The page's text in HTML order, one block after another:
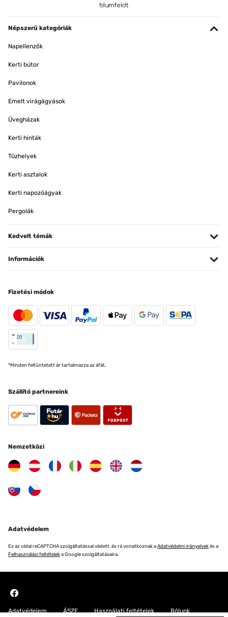
Népszerű kategóriák
Napellenzők
Kerti bútor
Pavilonok
Emelt virágágyások
Üvegházak
Kerti hinták
Tűzhelyek
Kerti asztalok
Kerti napozóágyak
Pergolák
Kedvelt témák
Információk
Fizetési módok
*Minden feltüntetett ár tartalmazza az áfát.
Szállító partnereink
Nemzetközi
Adatvédelem
Ez az oldal reCAPTCHA szolgáltatással védett, és rá vonatkoznak aAdatvédelmi irányelvekés a
Felhasználási feltételeka Google szolgáltatásaira.
Adatvédelem ÁSZF Használati feltételek Rólunk